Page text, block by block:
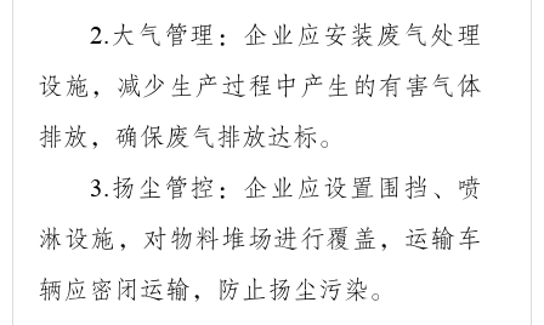
2. 大气 管理 ：企业应安装废气处理
设施，减少生产过程中产生的有害气体
排放，确保废气排放达标。
3.扬尘管控 ：企业应设置围挡、喷
淋设施，对物料堆场进行覆盖，运输车
辆应密闭运输，防止扬尘污染。